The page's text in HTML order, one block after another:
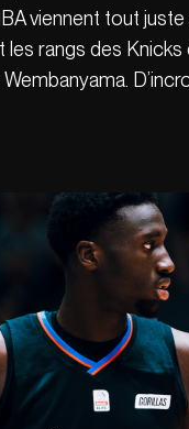
viennent tout
les rangs des